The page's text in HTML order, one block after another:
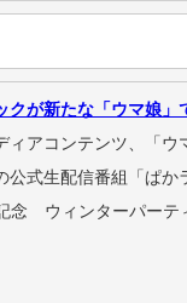
クが新たな「ウマ娘」
ィアコンテンツ、「
公式生配信番組「ぱ
念 ウィンターパーテ